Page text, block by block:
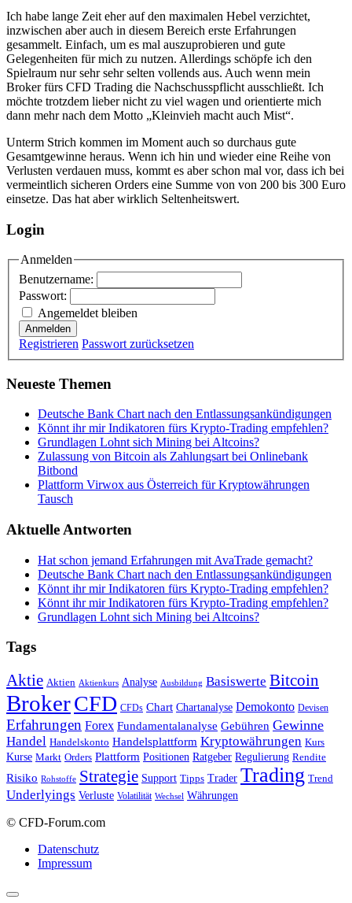
Ich habe lange Zeit eher auf den maximalen Hebel verzichtet,
inzwischen aber auch in diesem Bereich erste Erfahrungen
gesammelt. Einfach, um es mal auszuprobieren und gute
Gelegenheiten für mich zu nutzen. Allerdings schöpfe ich den
Spielraum nur sehr sehr selten vollends aus. Auch wenn mein
Broker fürs CFD Trading die Nachschusspflicht ausschließt. Ich
möchte trotzdem lieber nicht zu viel wagen und orientierte mich
dann mehr nach dem Motto „Kleinvieh macht auch Mist“.
Unterm Strich kommen im Moment auch so durchaus gute
Gesamtgewinne heraus. Wenn ich hin und wieder eine Reihe von
Verlusten verdauen muss, kommt es aber schon mal vor, dass ich bei
vermeintlich sicheren Orders eine Summe von von 200 bis 300 Euro
einsetze. Das hat aber wirklich Seltenheitswert.
Login
Anmelden
Benutzername:
Passwort:
Angemeldet bleiben
Anmelden
Registrieren Passwort zurücksetzen
Neueste Themen
Deutsche Bank Chart nach den Entlassungsankündigungen
Könnt ihr mir Indikatoren fürs Krypto-Trading empfehlen?
Grundlagen Lohnt sich Mining bei Altcoins?
Zulassung von Bitcoin als Zahlungsart bei Onlinebank
Bitbond
Plattform Virwox aus Österreich für Kryptowährungen
Tausch
Aktuelle Antworten
Hat schon jemand Erfahrungen mit AvaTrade gemacht?
Deutsche Bank Chart nach den Entlassungsankündigungen
Könnt ihr mir Indikatoren fürs Krypto-Trading empfehlen?
Könnt ihr mir Indikatoren fürs Krypto-Trading empfehlen?
Grundlagen Lohnt sich Mining bei Altcoins?
Tags
Aktie Aktien Aktienkurs Analyse Ausbildung Basiswerte Bitcoin
BrokerCFD CFDs Chart Chartanalyse Demokonto Devisen
Erfahrungen Forex Fundamentalanalyse Gebühren Gewinne
Handel Handelskonto Handelsplattform Kryptowährungen Kurs
Kurse Markt Orders Plattform Positionen Ratgeber Regulierung Rendite
Risiko Rohstoffe Strategie Support Tipps Trader Trading Trend
Underlyings Verluste Volatilität Wechsel Währungen
© CFD-Forum.com
Datenschutz
Impressum